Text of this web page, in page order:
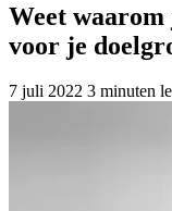
Weet
voor je
7 juli 2022 3 minuten